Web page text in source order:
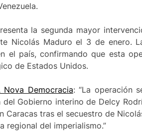
la segunda mayor
Nicolás Maduro el 3 de enero.
el país, confirmando que esta
de Estados Unidos.
Nova Democracia: “La operación
del Gobierno interino de Delcy
Caracas tras el secuestro de
regional del imperialismo.”